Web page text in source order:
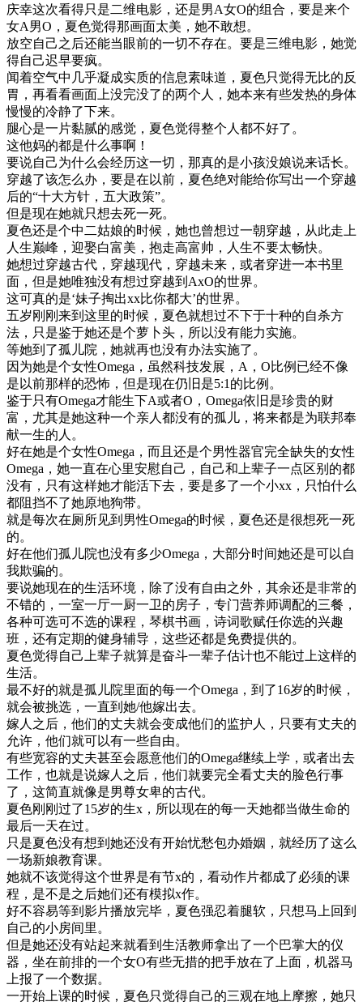
庆幸这次看得只是二维电影，还是男A女O的组合，要是来个
女A男O，夏色觉得那画面太美，她不敢想。
放空自己之后还能当眼前的一切不存在。要是三维电影，她觉
得自己迟早要疯。
闻着空气中几乎凝成实质的信息素味道，夏色只觉得无比的反
胃，再看看画面上没完没了的两个人，她本来有些发热的身体
慢慢的冷静了下来。
腿心是一片黏腻的感觉，夏色觉得整个人都不好了。
这他妈的都是什么事啊！
要说自己为什么会经历这一切，那真的是小孩没娘说来话长。
穿越了该怎么办，要是在以前，夏色绝对能给你写出一个穿越
后的“十大方针，五大政策”。
但是现在她就只想去死一死。
夏色还是个中二姑娘的时候，她也曾想过一朝穿越，从此走上
人生巅峰，迎娶白富美，抱走高富帅，人生不要太畅快。
她想过穿越古代，穿越现代，穿越未来，或者穿进一本书里
面，但是她唯独没有想过穿越到AxO的世界。
这可真的是‘妹子掏出xx比你都大’的世界。
五岁刚刚来到这里的时候，夏色就想过不下于十种的自杀方
法，只是鉴于她还是个萝卜头，所以没有能力实施。
等她到了孤儿院，她就再也没有办法实施了。
因为她是个女性Omega，虽然科技发展，A，O比例已经不像
是以前那样的恐怖，但是现在仍旧是5:1的比例。
鉴于只有Omega才能生下A或者O，Omega依旧是珍贵的财
富，尤其是她这种一个亲人都没有的孤儿，将来都是为联邦奉
献一生的人。
好在她是个女性Omega，而且还是个男性器官完全缺失的女性
Omega，她一直在心里安慰自己，自己和上辈子一点区别的都
没有，只有这样她才能活下去，要是多了一个小xx，只怕什么
都阻挡不了她原地狗带。
就是每次在厕所见到男性Omega的时候，夏色还是很想死一死
的。
好在他们孤儿院也没有多少Omega，大部分时间她还是可以自
我欺骗的。
要说她现在的生活环境，除了没有自由之外，其余还是非常的
不错的，一室一厅一厨一卫的房子，专门营养师调配的三餐，
各种可选可不选的课程，琴棋书画，诗词歌赋任你选的兴趣
班，还有定期的健身辅导，这些还都是免费提供的。
夏色觉得自己上辈子就算是奋斗一辈子估计也不能过上这样的
生活。
最不好的就是孤儿院里面的每一个Omega，到了16岁的时候，
就会被挑选，一直到她/他嫁出去。
嫁人之后，他们的丈夫就会变成他们的监护人，只要有丈夫的
允许，他们就可以有一些自由。
有些宽容的丈夫甚至会愿意他们的Omega继续上学，或者出去
工作，也就是说嫁人之后，他们就要完全看丈夫的脸色行事
了，这简直就像是男尊女卑的古代。
夏色刚刚过了15岁的生x，所以现在的每一天她都当做生命的
最后一天在过。
只是夏色没有想到她还没有开始忧愁包办婚姻，就经历了这么
一场新娘教育课。
她就不该觉得这个世界是有节x的，看动作片都成了必须的课
程，是不是之后她们还有模拟x作。
好不容易等到影片播放完毕，夏色强忍着腿软，只想马上回到
自己的小房间里。
但是她还没有站起来就看到生活教师拿出了一个巴掌大的仪
器，坐在前排的一个女O有些无措的把手放在了上面，机器马
上报了一个数据。
一开始上课的时候，夏色只觉得自己的三观在地上摩擦，她只